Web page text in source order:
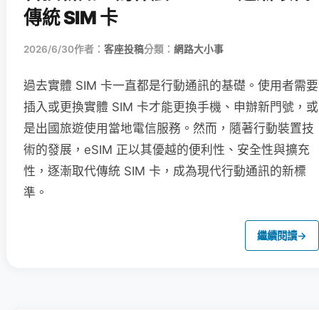
傳統 SIM 卡
2026/6/30作者： 客座投稿分類： 網路大小事
過去實體 SIM 卡一直都是行動通訊的基礎。使用者需要
插入或更換實體 SIM 卡才能更換手機、申辦新門號，或
是出國旅遊使用當地電信服務。然而，隨著行動裝置技
術的發展，eSIM 正以其優越的便利性、安全性與擴充
性，逐漸取代傳統 SIM 卡，成為現代行動通訊的新標
準。
繼續閱讀→